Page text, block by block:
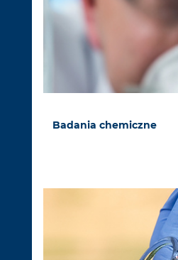
Badania chemiczne